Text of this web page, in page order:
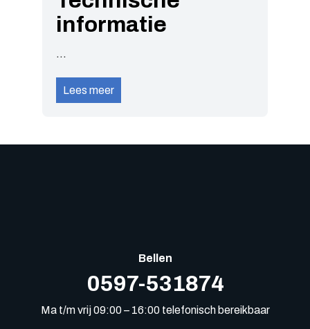
informatie
...
Lees meer
Bellen
0597-531874
Ma t/m vrij 09:00 – 16:00 telefonisch bereikbaar